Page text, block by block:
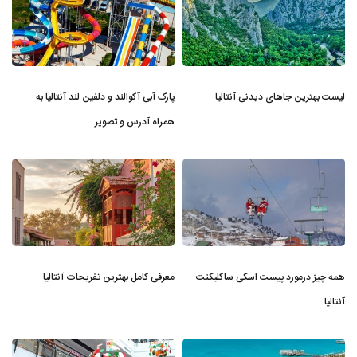
لیست بهترین جاهای دیدنی آنتالیا
پارک آبی آکوالند و دلفین لند آنتالیا به
همراه آدرس و تصویر
همه چیز درمورد پیست اسکی ساکلیکنت
آنتالیا
معرفی کامل بهترین تفریحات آنتالیا